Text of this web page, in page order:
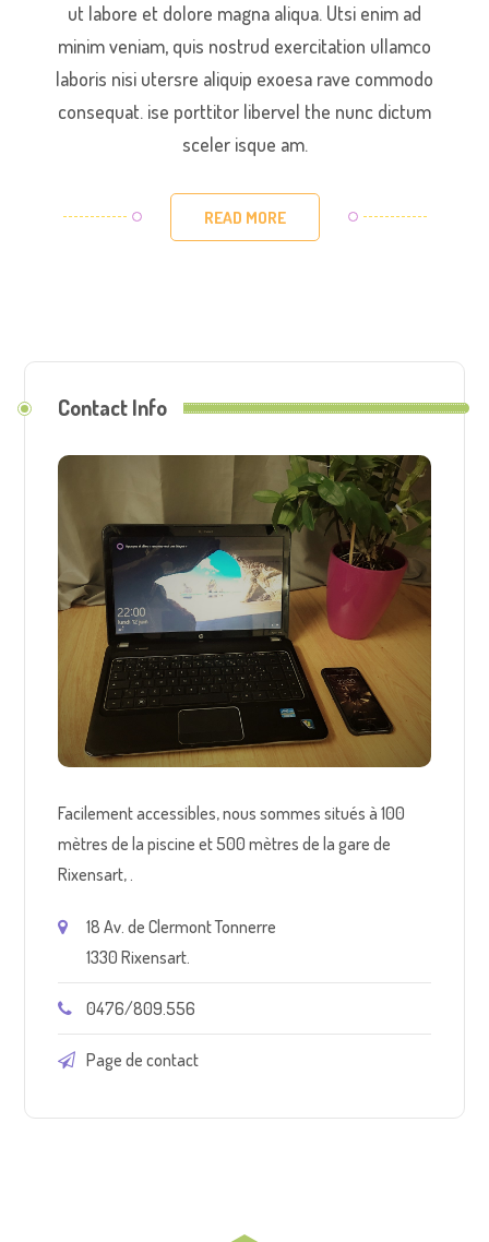
ut labore et dolore magna aliqua. Utsi enim ad
minim veniam, quis nostrud exercitation ullamco
laboris nisi utersre aliquip exoesa rave commodo
consequat. ise porttitor libervel the nunc dictum
sceler isque am.
READ MORE
Contact Info
Facilement accessibles, nous sommes situés à 100
mètres de la piscine et 500 mètres de la gare de
Rixensart, .
18 Av. de Clermont Tonnerre
1330 Rixensart.
0476/809.556
Page de contact